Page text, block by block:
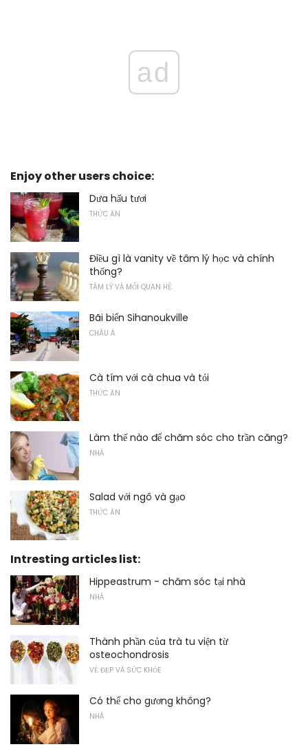
ad
Enjoy other users choice:
Dưa hấu tươi
THỨC ĂN
Điều gì là vanity về tâm lý học và chính
thống?
TÂM LÝ VÀ MỐI QUAN HỆ
Bãi biển Sihanoukville
CHÂU Á
Cà tím với cà chua và tỏi
THỨC ĂN
Làm thế nào để chăm sóc cho trần căng?
NHÀ
Salad với ngô và gạo
THỨC ĂN
Intresting articles list:
Hippeastrum - chăm sóc tại nhà
NHÀ
Thành phần của trà tu viện từ
osteochondrosis
VẺ ĐẸP VÀ SỨC KHỎE
Có thể cho gương không?
NHÀ